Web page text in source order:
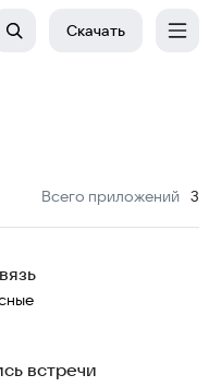
Скачать
Всего приложений
: 3
встречи